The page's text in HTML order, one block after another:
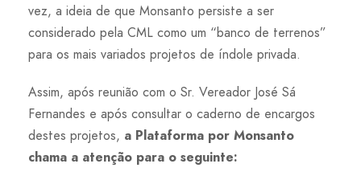
vez, a ideia de que Monsanto persiste a ser
considerado pela CML como um “banco de terrenos”
para os mais variados projetos de índole privada.
Assim, após reunião com o Sr. Vereador José Sá
Fernandes e após consultar o caderno de encargos
destes projetos, a Plataforma por Monsanto
chama a atenção para o seguinte: